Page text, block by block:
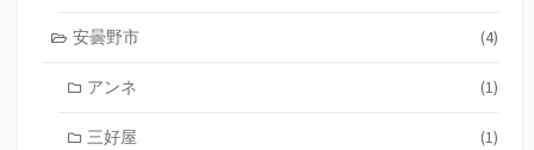
安曇野市 (4)
アンネ (1)
三好屋 (1)